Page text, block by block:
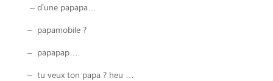
– d’une papapa…
– papamobile ?
– papapap….
– tu veux ton papa ? heu …